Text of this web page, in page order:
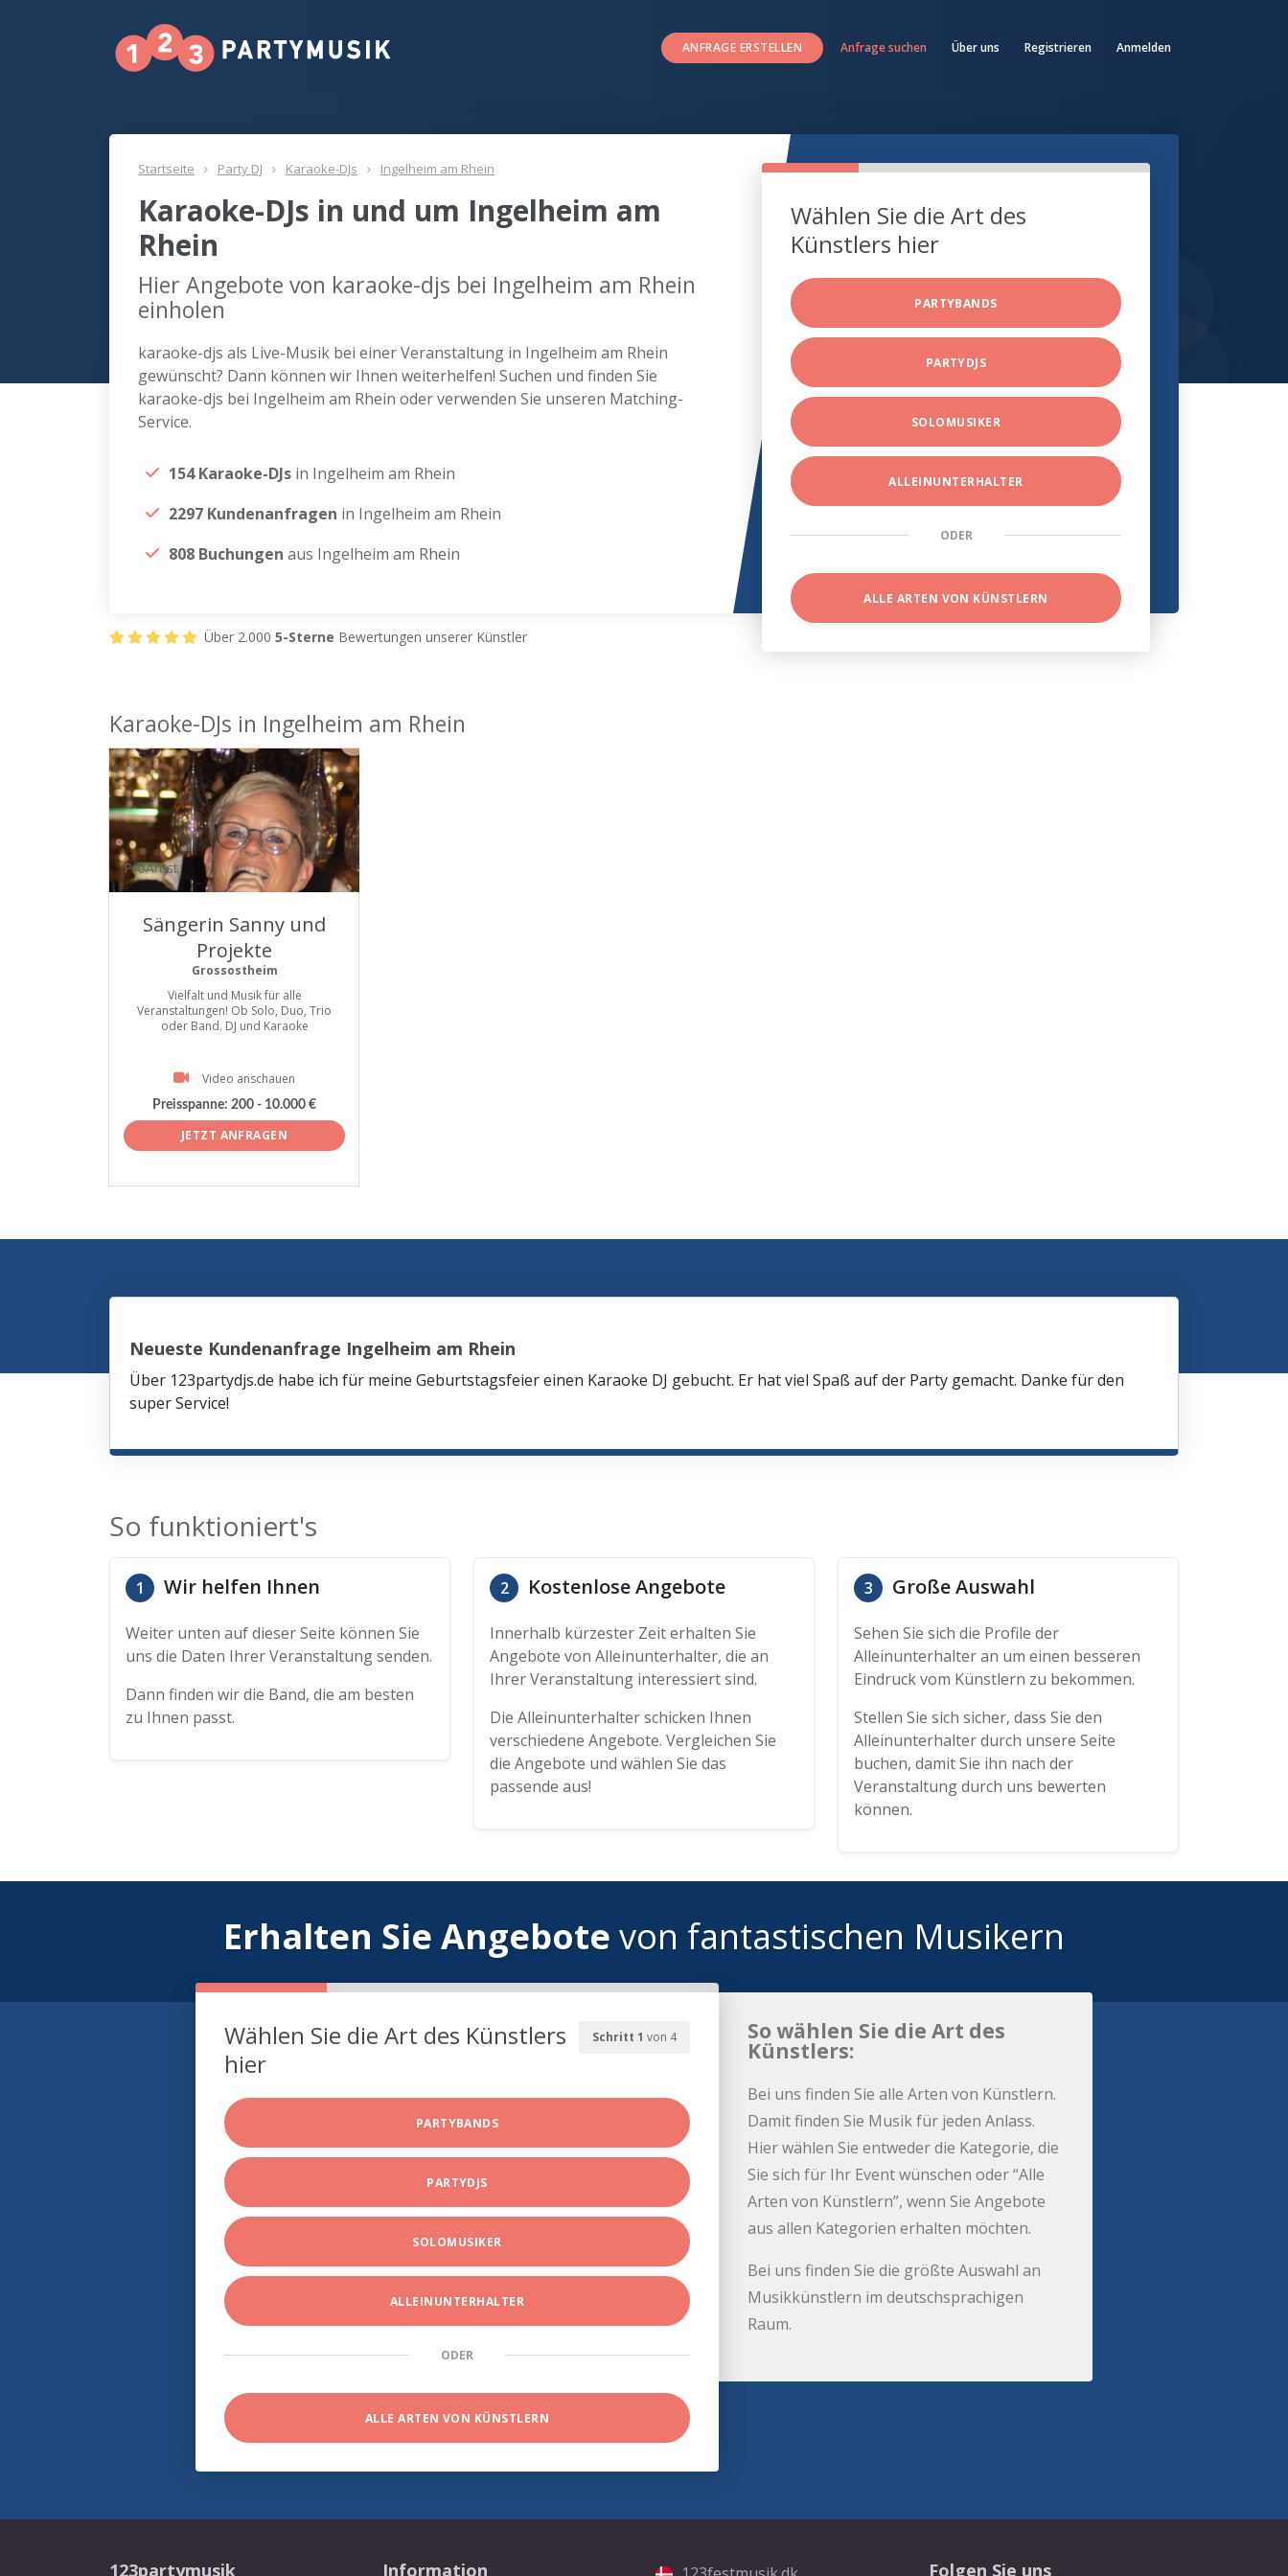
ANFRAGE ERSTELLEN Anfrage suchen Über uns Registrieren Anmelden
Startseite Party DJ Karaoke-DJs Ingelheim am Rhein
Karaoke-DJs in und um Ingelheim am
Rhein
Hier Angebote von karaoke-djs bei Ingelheim am Rhein
einholen
karaoke-djs als Live-Musik bei einer Veranstaltung in Ingelheim am Rhein
gewünscht? Dann können wir Ihnen weiterhelfen! Suchen und finden Sie
karaoke-djs bei Ingelheim am Rhein oder verwenden Sie unseren Matching-
Service.
154 Karaoke-DJs in Ingelheim am Rhein
2297 Kundenanfragen in Ingelheim am Rhein
808 Buchungen aus Ingelheim am Rhein
Wählen Sie die Art des
Künstlers hier
PARTYBANDS
PARTYDJS
SOLOMUSIKER
ALLEINUNTERHALTER
ODER
ALLE ARTEN VON KÜNSTLERN
Über 2.000 5-Sterne Bewertungen unserer Künstler
Karaoke-DJs in Ingelheim am Rhein
ProArtist
Sängerin Sanny und
Projekte
Grossostheim
Vielfalt und Musik für alle
Veranstaltungen! Ob Solo, Duo, Trio
oder Band. DJ und Karaoke
Video anschauen
Preisspanne: 200 - 10.000 €
JETZT ANFRAGEN
Neueste Kundenanfrage Ingelheim am Rhein
Über 123partydjs.de habe ich für meine Geburtstagsfeier einen Karaoke DJ gebucht. Er hat viel Spaß auf der Party gemacht. Danke für den
super Service!
So funktioniert's
1 Wir helfen Ihnen
Weiter unten auf dieser Seite können Sie
uns die Daten Ihrer Veranstaltung senden.
Dann finden wir die Band, die am besten
zu Ihnen passt.
2 Kostenlose Angebote
Innerhalb kürzester Zeit erhalten Sie
Angebote von Alleinunterhalter, die an
Ihrer Veranstaltung interessiert sind.
Die Alleinunterhalter schicken Ihnen
verschiedene Angebote. Vergleichen Sie
die Angebote und wählen Sie das
passende aus!
3 Große Auswahl
Sehen Sie sich die Profile der
Alleinunterhalter an um einen besseren
Eindruck vom Künstlern zu bekommen.
Stellen Sie sich sicher, dass Sie den
Alleinunterhalter durch unsere Seite
buchen, damit Sie ihn nach der
Veranstaltung durch uns bewerten
können.
Erhalten Sie Angebote von fantastischen Musikern
Schritt 1 von 4
Wählen Sie die Art des Künstlers
hier
PARTYBANDS
PARTYDJS
SOLOMUSIKER
ALLEINUNTERHALTER
ODER
ALLE ARTEN VON KÜNSTLERN
So wählen Sie die Art des
Künstlers:
Bei uns finden Sie alle Arten von Künstlern.
Damit finden Sie Musik für jeden Anlass.
Hier wählen Sie entweder die Kategorie, die
Sie sich für Ihr Event wünschen oder “Alle
Arten von Künstlern”, wenn Sie Angebote
aus allen Kategorien erhalten möchten.
Bei uns finden Sie die größte Auswahl an
Musikkünstlern im deutschsprachigen
Raum.
123partymusik Information Folgen Sie uns